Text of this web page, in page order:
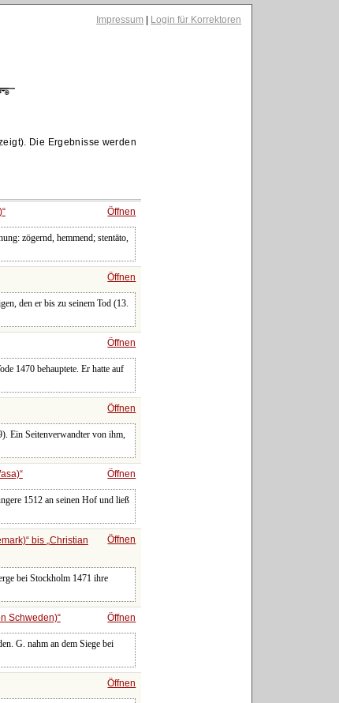
Impressum Login für Korrektoren
Die Ergebnisse werden
Öffnen
zögernd, hemmend; stentāto,
Öffnen
den er bis zu seinem Tod (13.
Öffnen
1470 behauptete. Er hatte auf
Öffnen
Ein Seitenverwandter von ihm,
Öffnen
1512 an seinen Hof und ließ
bis Christian
Öffnen
bei Stockholm 1471 ihre
Schweden) Öffnen
G. nahm an dem Siege bei
Öffnen